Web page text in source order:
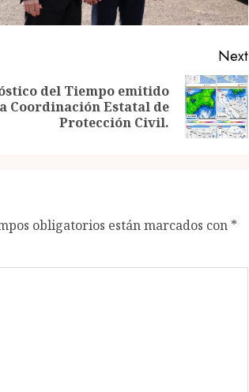
Next
del Tiempo emitido
Coordinación Estatal de
Protección Civil.
obligatorios están marcados con *